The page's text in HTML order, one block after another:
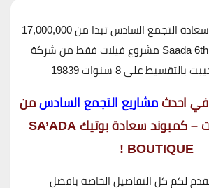
اسعار فلل كمبوند سعادة التجمع السادس تبدا من 17,000,000
جنيه Saada 6th Settlement مشروع فيلات فقط من شركة
على 8 سنوات 19839
احدثمشاريع التجمع السادسمن
هورايزون ايجيبت – كمبوند سعادة بوتيك SA’ADA
BOUTIQUE !
لكم كل التفاصيل الخاصة بافضل